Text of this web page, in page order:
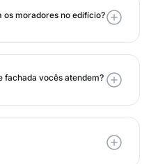
os moradores no edifício?
fachada vocês atendem?